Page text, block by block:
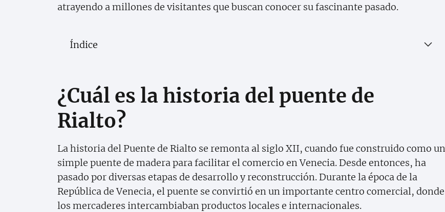
atrayendo a millones de visitantes que buscan conocer su fascinante pasado.
Índice
¿Cuál es la historia del puente de
Rialto?
La historia del Puente de Rialto se remonta al siglo XII, cuando fue construido como un
simple puente de madera para facilitar el comercio en Venecia. Desde entonces, ha
pasado por diversas etapas de desarrollo y reconstrucción. Durante la época de la
República de Venecia, el puente se convirtió en un importante centro comercial, donde
los mercaderes intercambiaban productos locales e internacionales.